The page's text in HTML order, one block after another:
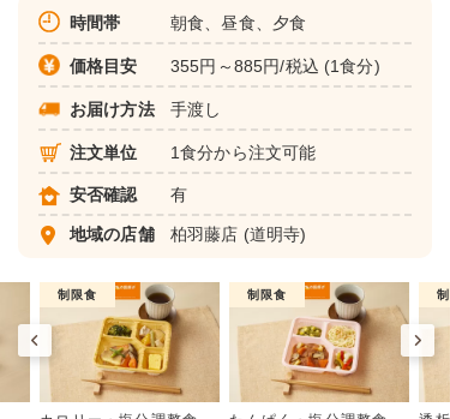
時間帯 朝食、昼食、夕食
価格目安 355円～885円/税込 (1食分)
お届け方法 手渡し
注文単位 1食分から注文可能
安否確認 有
地域の店舗 柏羽藤店 (道明寺)
制限食 制限食